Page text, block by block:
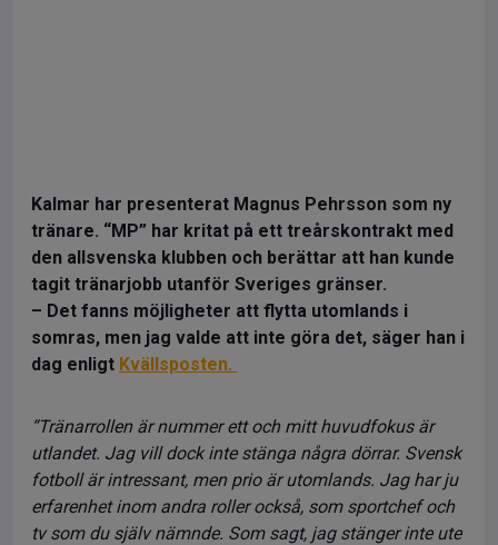
Kalmar har presenterat Magnus Pehrsson som ny
tränare. “MP” har kritat på ett treårskontrakt med
den allsvenska klubben och berättar att han kunde
tagit tränarjobb utanför Sveriges gränser.
– Det fanns möjligheter att flytta utomlands i
somras, men jag valde att inte göra det, säger han i
dag enligt Kvällsposten.
“Tränarrollen är nummer ett och mitt huvudfokus är
utlandet. Jag vill dock inte stänga några dörrar. Svensk
fotboll är intressant, men prio är utomlands. Jag har ju
erfarenhet inom andra roller också, som sportchef och
tv som du själv nämnde. Som sagt, jag stänger inte ute